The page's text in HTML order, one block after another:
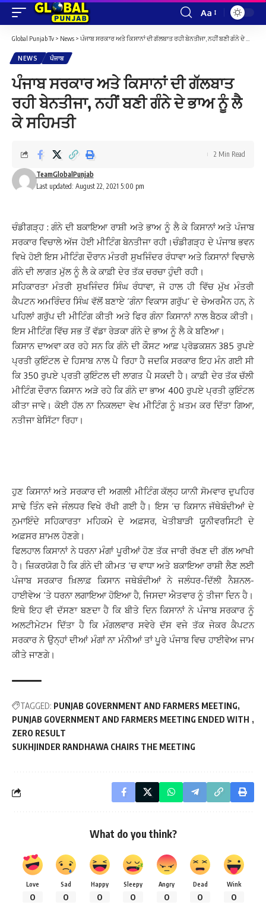
Font
Resizer
Aa
Global Punjab Tv > News > ਪੰਜਾਬ ਸਰਕਾਰ ਅਤੇ ਕਿਸਾਨਾਂ ਦੀ ਗੱਲਬਾਤ ਰਹੀ ਬੇਨਤੀਜਾ, ਨਹੀਂ ਬਣੀ ਗੰਨੇ ਦੇ ਭਾਅ ਨੂੰ ਲੈ ਕੇ ਸਹਿਮਤੀ
NEWS ਪੰਜਾਬ
ਪੰਜਾਬ ਸਰਕਾਰ ਅਤੇ ਕਿਸਾਨਾਂ ਦੀ ਗੱਲਬਾਤ
ਰਹੀ ਬੇਨਤੀਜਾ, ਨਹੀਂ ਬਣੀ ਗੰਨੇ ਦੇ ਭਾਅ ਨੂੰ ਲੈ
ਕੇ ਸਹਿਮਤੀ
Last updated: August 22, 2021 5:00 pm
TeamGlobalPunjab
2 Min Read
ਚੰਡੀਗੜ੍ਹ : ਗੰਨੇ ਦੀ ਬਕਾਇਆ ਰਾਸ਼ੀ ਅਤੇ ਭਾਅ ਨੂੰ ਲੈ ਕੇ ਕਿਸਾਨਾਂ ਅਤੇ ਪੰਜਾਬ
ਸਰਕਾਰ ਵਿਚਾਲੇ ਅੱਜ ਹੋਈ ਮੀਟਿੰਗ ਬੇਨਤੀਜਾ ਰਹੀ।ਚੰਡੀਗੜ੍ਹ ਦੇ ਪੰਜਾਬ ਭਵਨ
ਵਿਖੇ ਹੋਈ ਇਸ ਮੀਟਿੰਗ ਦੌਰਾਨ ਮੰਤਰੀ ਸੁਖਜਿੰਦਰ ਰੰਧਾਵਾ ਅਤੇ ਕਿਸਾਨਾਂ ਵਿਚਾਲੇ
ਗੰਨੇ ਦੀ ਲਾਗਤ ਮੁੱਲ ਨੂੰ ਲੈ ਕੇ ਕਾਫ਼ੀ ਦੇਰ ਤੱਕ ਚਰਚਾ ਹੁੰਦੀ ਰਹੀ।
ਸਹਿਕਾਰਤਾ ਮੰਤਰੀ ਸੁਖਜਿੰਦਰ ਸਿੰਘ ਰੰਧਾਵਾ, ਜੋ ਹਾਲ ਹੀ ਵਿੱਚ ਮੁੱਖ ਮੰਤਰੀ
ਕੈਪਟਨ ਅਮਰਿੰਦਰ ਸਿੰਘ ਵੱਲੋਂ ਬਣਾਏ ‘ਗੰਨਾ ਵਿਕਾਸ ਗਰੁੱਪ’ ਦੇ ਚੇਅਰਮੈਨ ਹਨ, ਨੇ
ਪਹਿਲਾਂ ਗਰੁੱਪ ਦੀ ਮੀਟਿੰਗ ਕੀਤੀ ਅਤੇ ਫਿਰ ਗੰਨਾ ਕਿਸਾਨਾਂ ਨਾਲ ਬੈਠਕ ਕੀਤੀ।
ਇਸ ਮੀਟਿੰਗ ਵਿੱਚ ਸਭ ਤੋਂ ਵੱਡਾ ਰੇੜਕਾ ਗੰਨੇ ਦੇ ਭਾਅ ਨੂੰ ਲੈ ਕੇ ਬਣਿਆ।
ਕਿਸਾਨ ਦਾਅਵਾ ਕਰ ਰਹੇ ਸਨ ਕਿ ਗੰਨੇ ਦੀ ਕੌਸਟ ਆਫ਼ ਪ੍ਰੋਡਕਸ਼ਨ 385 ਰੁਪਏ
ਪ੍ਰਤੀ ਕੁਇੰਟਲ ਦੇ ਹਿਸਾਬ ਨਾਲ ਪੈ ਰਿਹਾ ਹੈ ਜਦਕਿ ਸਰਕਾਰ ਇਹ ਮੰਨ ਗਈ ਸੀ
ਕਿ 350 ਰੁਪਏ ਪ੍ਰਤੀ ਕੁਇੰਟਲ ਦੀ ਲਾਗਤ ਪੈ ਸਕਦੀ ਹੈ। ਕਾਫ਼ੀ ਦੇਰ ਤੱਕ ਚੱਲੀ
ਮੀਟਿੰਗ ਦੌਰਾਨ ਕਿਸਾਨ ਅੜੇ ਰਹੇ ਕਿ ਗੰਨੇ ਦਾ ਭਾਅ 400 ਰੁਪਏ ਪ੍ਰਤੀ ਕੁਇੰਟਲ
ਕੀਤਾ ਜਾਵੇ। ਕੋਈ ਹੱਲ ਨਾ ਨਿਕਲਦਾ ਵੇਖ ਮੀਟਿੰਗ ਨੂੰ ਖ਼ਤਮ ਕਰ ਦਿੱਤਾ ਗਿਆ,
ਨਤੀਜਾ ਬੇਸਿੱਟਾ ਰਿਹਾ।
ਹੁਣ ਕਿਸਾਨਾਂ ਅਤੇ ਸਰਕਾਰ ਦੀ ਅਗਲੀ ਮੀਟਿੰਗ ਕੱਲ੍ਹ ਯਾਨੀ ਸੋਮਵਾਰ ਦੁਪਹਿਰ
ਸਾਢੇ ਤਿੰਨ ਵਜੇ ਜੰਲਧਰ ਵਿਖੇ ਰੱਖੀ ਗਈ ਹੈ। ਇਸ ‘ਚ ਕਿਸਾਨ ਜੱਥੇਬੰਦੀਆਂ ਦੇ
ਨੁਮਾਇੰਦੇ ਸਹਿਕਾਰਤਾ ਮਹਿਕਮੇ ਦੇ ਅਫ਼ਸਰ, ਖੇਤੀਬਾੜੀ ਯੂਨੀਵਰਸਿਟੀ ਦੇ
ਅਫ਼ਸਰ ਸ਼ਾਮਲ ਹੋਣਗੇ।
ਫਿਲਹਾਲ ਕਿਸਾਨਾਂ ਨੇ ਧਰਨਾ ਮੰਗਾਂ ਪੂਰੀਆਂ ਹੋਣ ਤੱਕ ਜਾਰੀ ਰੱਖਣ ਦੀ ਗੱਲ ਆਖੀ
ਹੈ। ਜ਼ਿਕਰਯੋਗ ਹੈ ਕਿ ਗੰਨੇ ਦੀ ਕੀਮਤ ‘ਚ ਵਾਧਾ ਅਤੇ ਬਕਾਇਆ ਰਾਸ਼ੀ ਲੈਣ ਲਈ
ਪੰਜਾਬ ਸਰਕਾਰ ਖ਼ਿਲਾਫ਼ ਕਿਸਾਨ ਜਥੇਬੰਦੀਆਂ ਨੇ ਜਲੰਧਰ-ਦਿੱਲੀ ਨੈਸ਼ਨਲ-
ਹਾਈਵੇਅ ‘ਤੇ ਧਰਨਾ ਲਗਾਇਆ ਹੋਇਆ ਹੈ, ਜਿਸਦਾ ਐਤਵਾਰ ਨੂੰ ਤੀਜਾ ਦਿਨ ਹੈ।
ਇਥੇ ਇਹ ਵੀ ਦੱਸਣਾ ਬਣਦਾ ਹੈ ਕਿ ਬੀਤੇ ਦਿਨ ਕਿਸਾਨਾਂ ਨੇ ਪੰਜਾਬ ਸਰਕਾਰ ਨੂੰ
ਅਲਟੀਮੇਟਮ ਦਿੱਤਾ ਹੈ ਕਿ ਮੰਗਲਵਾਰ ਸਵੇਰੇ ਦੱਸ ਵਜੇ ਤੱਕ ਜੇਕਰ ਕੈਪਟਨ
ਸਰਕਾਰ ਨੇ ਉਨ੍ਹਾਂ ਦੀਆਂ ਮੰਗਾਂ ਨਾ ਮੰਨੀਆਂ ਤਾਂ ਪੂਰੇ ਪੰਜਾਬ ਵਿਚ ਹਾਈਵੇਅ ਜਾਮ
ਕੀਤੇ ਜਾਣਗੇ।
TAGGED: PUNJAB GOVERNMENT AND FARMERS MEETING
PUNJAB GOVERNMENT AND FARMERS MEETING ENDED WITH
ZERO RESULT
SUKHJINDER RANDHAWA CHAIRS THE MEETING
What do you think?
Love
0
Sad
0
Happy
0
Sleepy
0
Angry
0
Dead
0
Wink
0